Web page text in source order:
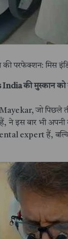
की परफेक्शन: मिस
India की मुस्कान
जो पिछले
ने इस बार भी
expert हैं,